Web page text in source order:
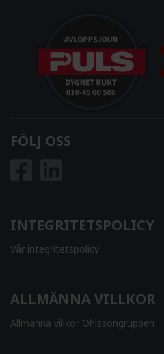
FÖLJ OSS
INTEGRITETSPOLICY
Vår integritetspolicy
ALLMÄNNA VILLKOR
Allmänna villkor Ohlssongruppen